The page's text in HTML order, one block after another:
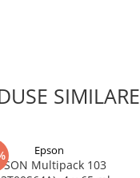
SIMILARE
Epson
Multipack 103